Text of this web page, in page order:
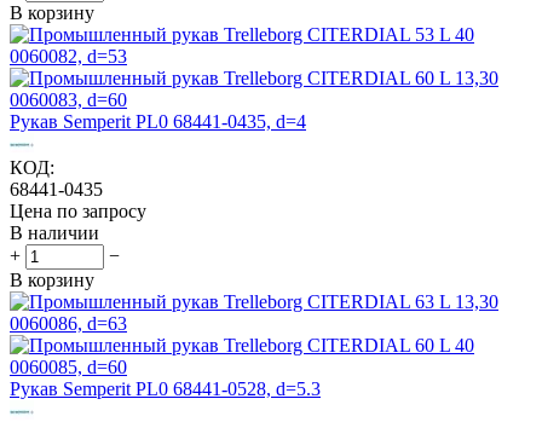
В корзину
Рукав Semperit PL0 68441-0435, d=4
КОД:
68441-0435
Цена по запросу
В наличии
+
−
В корзину
Рукав Semperit PL0 68441-0528, d=5.3